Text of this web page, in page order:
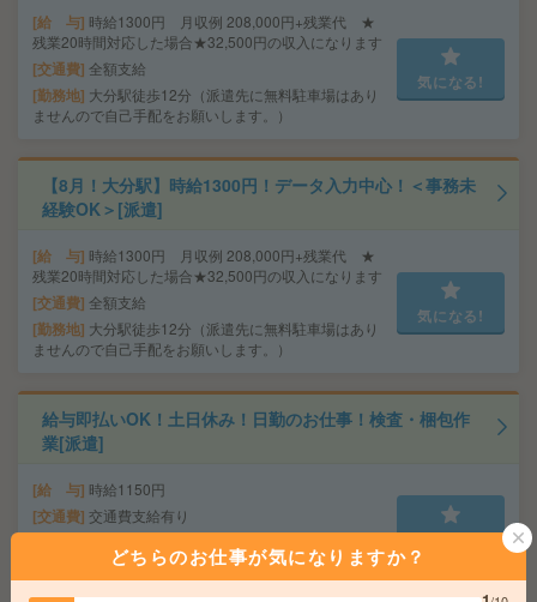
給 与 時給1300円 月収例 208,000円+残業代 ★
残業20時間対応した場合★32,500円の収入になります
交通費 全額支給
勤務地 大分駅徒歩12分（派遣先に無料駐車場はあり
ませんので自己手配をお願いします。）
気になる!
【8月！大分駅】時給1300円！データ入力中心！＜事務未
経験OK＞[派遣]
給 与 時給1300円 月収例 208,000円+残業代 ★
残業20時間対応した場合★32,500円の収入になります
交通費 全額支給
勤務地 大分駅徒歩12分（派遣先に無料駐車場はあり
ませんので自己手配をお願いします。）
気になる!
給与即払いOK！土日休み！日勤のお仕事！検査・梱包作
業[派遣]
給 与 時給1150円
交通費 交通費支給有り
気になる!
どちらのお仕事が気になりますか？